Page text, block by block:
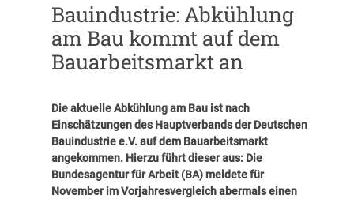
Bauindustrie: Abkühlung
am Bau kommt auf dem
Bauarbeitsmarkt an
Die aktuelle Abkühlung am Bau ist nach
Einschätzungen des Hauptverbands der Deutschen
Bauindustrie e.V. auf dem Bauarbeitsmarkt
angekommen. Hierzu führt dieser aus: Die
Bundesagentur für Arbeit (BA) meldete für
November im Vorjahresvergleich abermals einen